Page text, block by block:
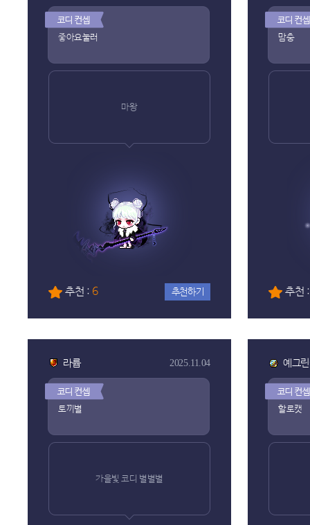
줗아요눌러
마왕
추천 : 6 추천하기
맘충
추천
라륩 2025.11.04
토끼별
가을빛 코디 별별별
예그
할로캣